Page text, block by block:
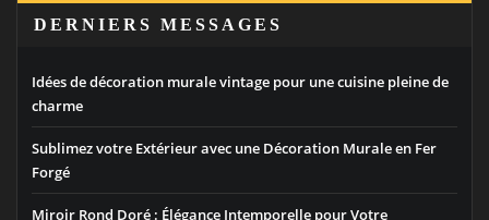
DERNIERS MESSAGES
Idées de décoration murale vintage pour une cuisine pleine de
charme
Sublimez votre Extérieur avec une Décoration Murale en Fer
Forgé
Miroir Rond Doré : Élégance Intemporelle pour Votre